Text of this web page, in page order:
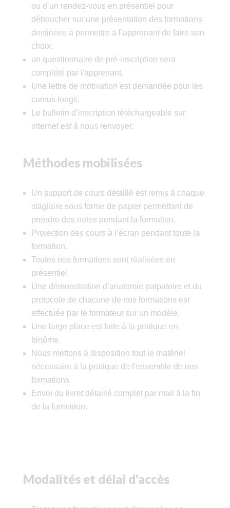
ou d’un rendez-vous en présentiel pour
déboucher sur une présentation des formations
destinées à permettre à l’apprenant de faire son
choix.
un questionnaire de pré-inscription sera
complété par l'apprenant.
Une lettre de motivation est demandée pour les
cursus longs.
Le bulletin d’inscription téléchargeable sur
internet est à nous renvoyer.
Méthodes mobilisées
Un support de cours détaillé est remis à chaque
stagiaire sous forme de papier permettant de
prendre des notes pendant la formation.
Projection des cours à l’écran pendant toute la
formation.
Toutes nos formations sont réalisées en
présentiel
Une démonstration d’anatomie palpatoire et du
protocole de chacune de nos formations est
effectuée par le formateur sur un modèle.
Une large place est faite à la pratique en
binôme.
Nous mettons à disposition tout le matériel
nécessaire à la pratique de l'ensemble de nos
formations
Envoi du livret détaillé complet par mail à la fin
de la formation.
Modalités et délai d'accès